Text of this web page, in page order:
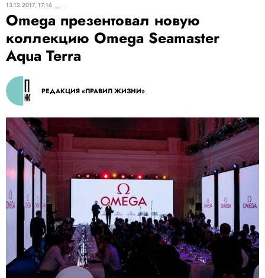
13.12.2017, 17:16
Omega презентовал новую
коллекцию Omega Seamaster
Aqua Terra
РЕДАКЦИЯ «ПРАВИЛ ЖИЗНИ»